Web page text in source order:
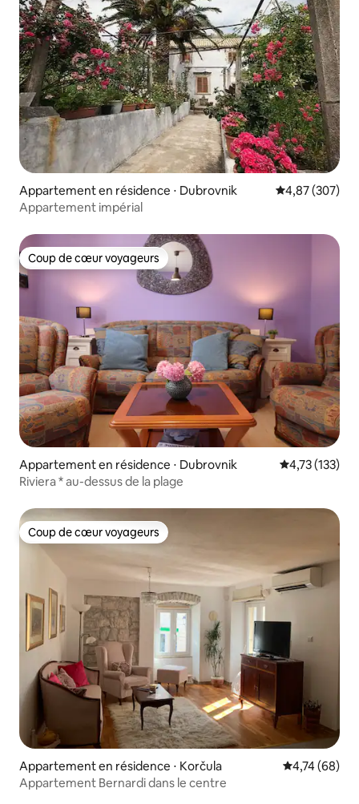
Appartement en résidence ⋅ Dubrovnik Évaluation
4,87 (307)
Appartement impérial
Coup de cœur voyageurs
Coup de cœur voyageurs
Appartement en résidence ⋅ Dubrovnik Évaluation
4,73 (133)
Riviera * au-dessus de la plage
Coup de cœur voyageurs
Coup de cœur voyageurs
Appartement en résidence ⋅ Korčula Évaluation
4,74 (68)
Appartement Bernardi dans le centre